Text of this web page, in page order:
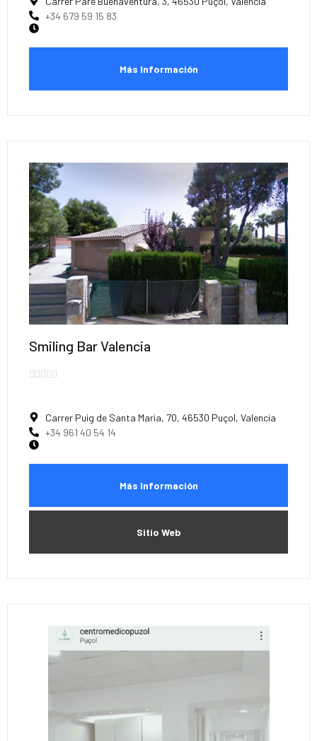
+34 679 59 15 83
Más Información
Smiling Bar Valencia

Carrer Puig de Santa Maria, 70, 46530 Puçol, Valencia
+34 961 40 54 14
Más Información
Sitio Web